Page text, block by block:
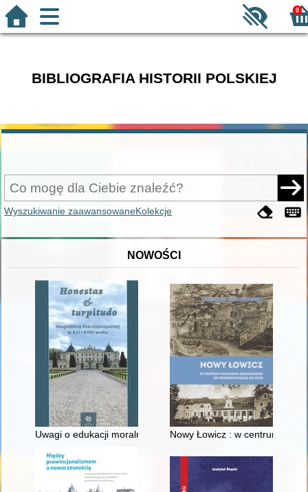
0
BIBLIOGRAFIA HISTORII POLSKIEJ
Wyszukiwanie zaawansowaneKolekcje
NOWOŚCI
Uwagi o edukacji moralnej synów szlacheckich w XVI-
Nowy Łowicz : w centrum